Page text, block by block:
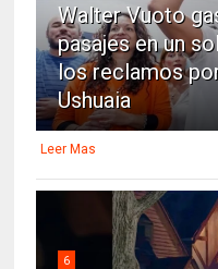
Walter Vuoto
pasajes en un
los reclamos
Ushuaia
Leer Mas
6